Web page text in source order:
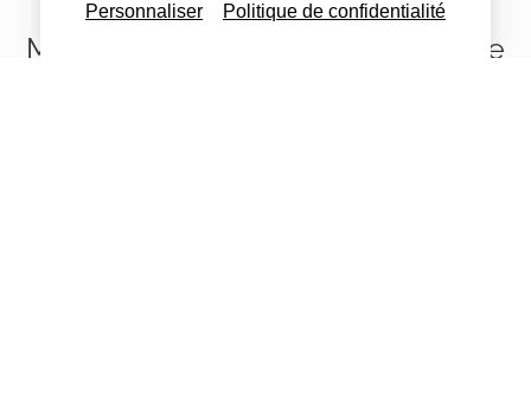
MCF : l’outil pour faciliter l’échange
Personnaliser Politique de confidentialité